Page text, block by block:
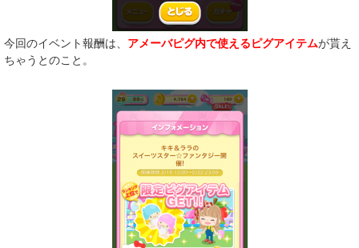
今回のイベント報酬は、 アメーバピグ内で使えるピグアイテムが貰え
ちゃうとのこと。